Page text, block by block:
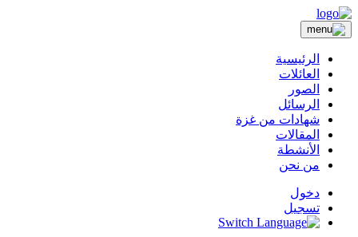
الرئيسية
العائلات
الصور
الرسائل
شهادات من غزة
المقالات
الأنشطة
من نحن
دخول
تسجيل